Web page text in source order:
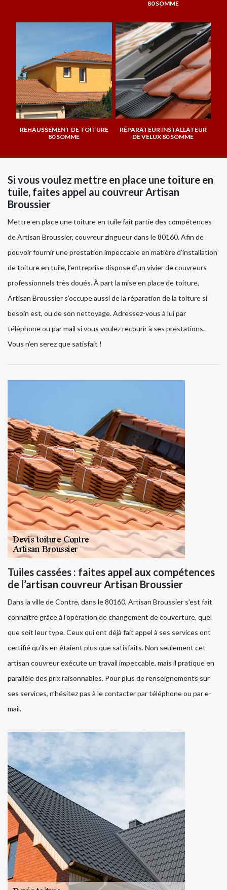
80 SOMME
REHAUSSEMENT DE TOITURE
80 SOMME
RÉPARATEUR INSTALLATEUR
DE VELUX 80 SOMME
Si vous voulez mettre en place une toiture en
tuile, faites appel au couvreur Artisan
Broussier
Mettre en place une toiture en tuile fait partie des compétences
de Artisan Broussier, couvreur zingueur dans le 80160. Afin de
pouvoir fournir une prestation impeccable en matière d’installation
de toiture en tuile, l’entreprise dispose d’un vivier de couvreurs
professionnels très doués. À part la mise en place de toiture,
Artisan Broussier s’occupe aussi de la réparation de la toiture si
besoin est, ou de son nettoyage. Adressez-vous à lui par
téléphone ou par mail si vous voulez recourir à ses prestations.
Vous n’en serez que satisfait !
Tuiles cassées : faites appel aux compétences
de l’artisan couvreur Artisan Broussier
Dans la ville de Contre, dans le 80160, Artisan Broussier s’est fait
connaître grâce à l’opération de changement de couverture, quel
que soit leur type. Ceux qui ont déjà fait appel à ses services ont
certifié qu’ils en étaient plus que satisfaits. Non seulement cet
artisan couvreur exécute un travail impeccable, mais il pratique en
parallèle des prix raisonnables. Pour plus de renseignements sur
ses services, n’hésitez pas à le contacter par téléphone ou par e-
mail.